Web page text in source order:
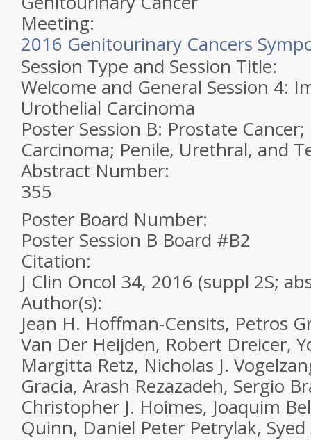
Meeting:
2016 Genitourinary Cancers
Session Type and Session Title:
Welcome and General Session 4:
Urothelial Carcinoma
Poster Session B: Prostate
Carcinoma; Penile, Urethral, and
Abstract Number:
355
Poster Board Number:
Poster Session B Board #B2
Citation:
J Clin Oncol 34, 2016 (suppl 2S;
Author(s):
Jean H. Hoffman-Censits, Petros
Van Der Heijden, Robert Dreicer,
Margitta Retz, Nicholas J.
Gracia, Arash Rezazadeh, Sergio
Christopher J. Hoimes, Joaquim
Quinn, Daniel Peter Petrylak,